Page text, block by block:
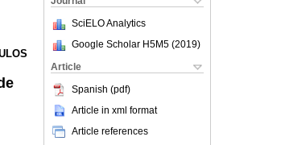
SciELO Analytics
Google Scholar H5M5 (2019)
Article
Spanish (pdf)
Article in xml format
Article references